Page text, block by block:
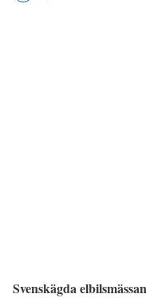
Svenskägda